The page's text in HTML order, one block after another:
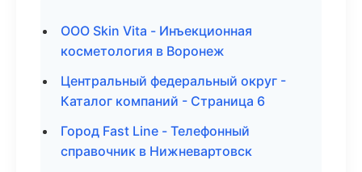
ООО Skin Vita - Инъекционная
косметология в Воронеж
Центральный федеральный округ -
Каталог компаний - Страница 6
Город Fast Line - Телефонный
справочник в Нижневартовск